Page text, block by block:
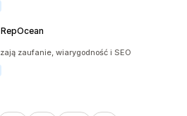
31
zaufanie, wiarygodność i SEO